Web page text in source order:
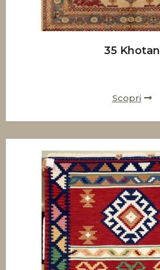
35 Khotan
Scopri